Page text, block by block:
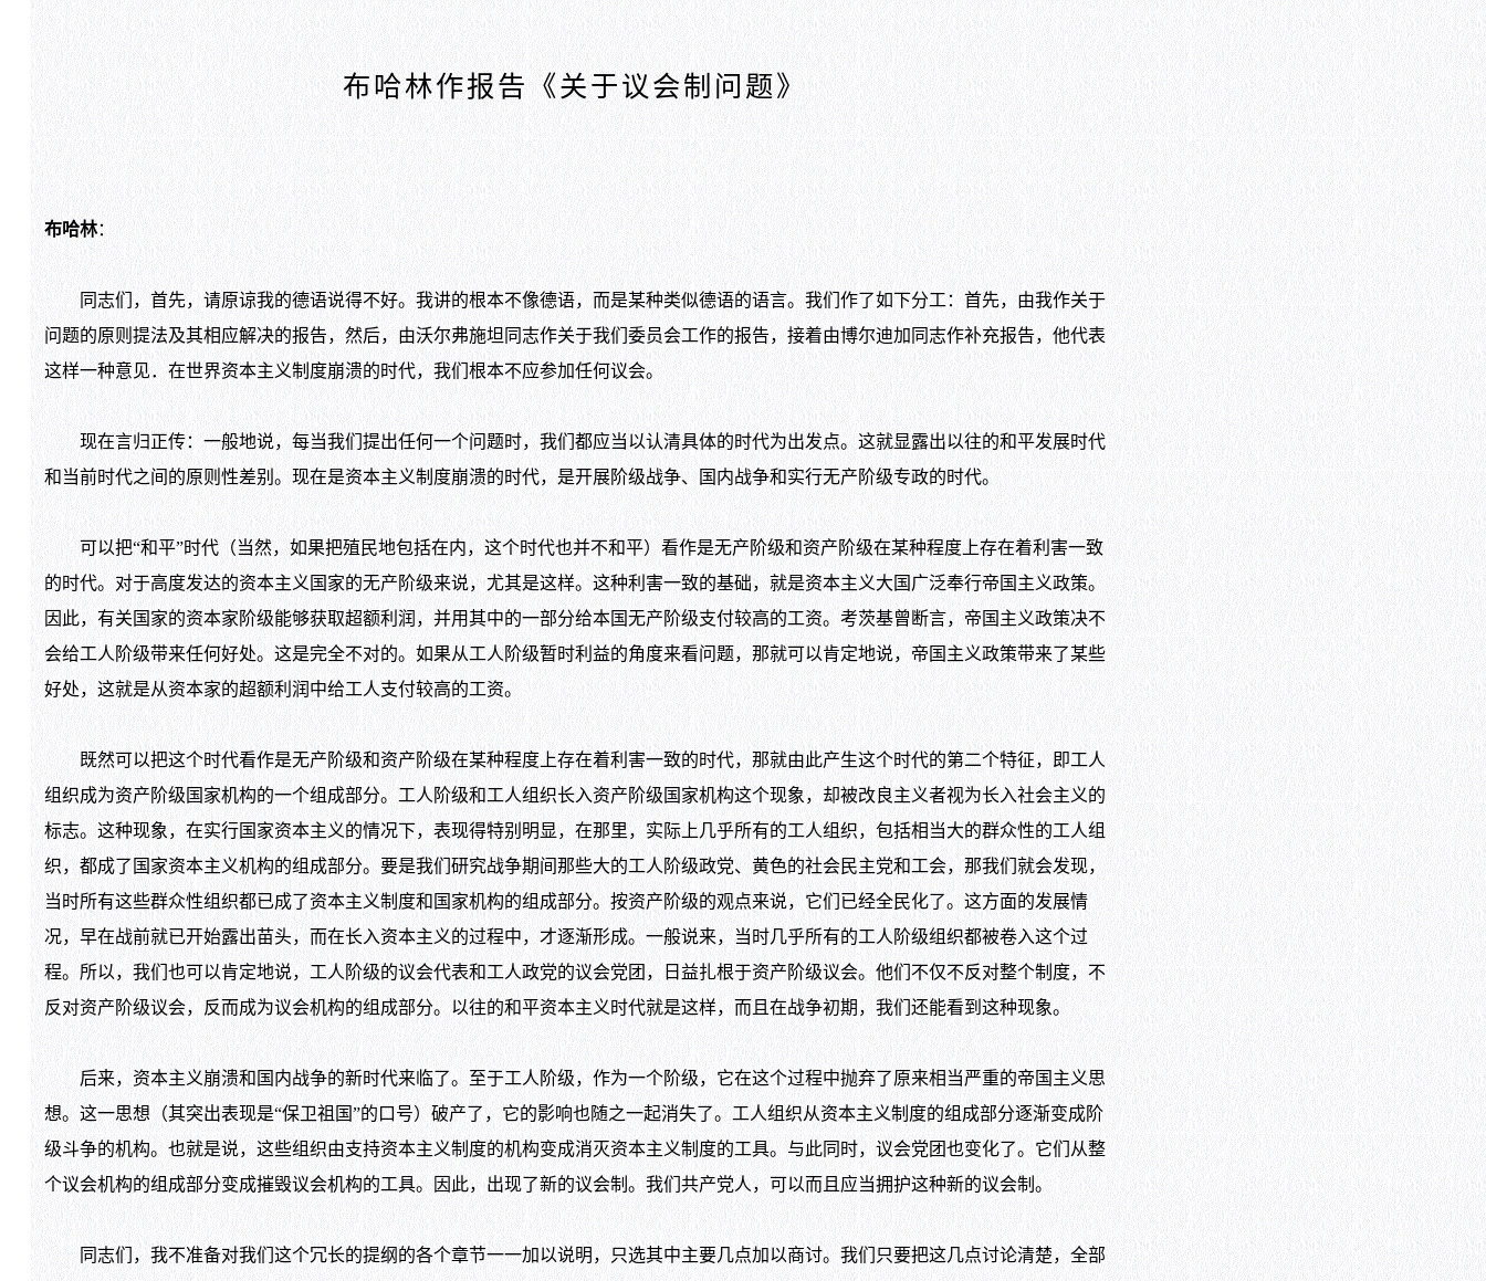
布哈林作报告《关于议会制问题》
布哈林：
同志们，首先，请原谅我的德语说得不好。我讲的根本不像德语，而是某种类似德语的语言。我们作了如下分工：首先，由我作关于
问题的原则提法及其相应解决的报告，然后，由沃尔弗施坦同志作关于我们委员会工作的报告，接着由博尔迪加同志作补充报告，他代表
这样一种意见．在世界资本主义制度崩溃的时代，我们根本不应参加任何议会。
现在言归正传：一般地说，每当我们提出任何一个问题时，我们都应当以认清具体的时代为出发点。这就显露出以往的和平发展时代
和当前时代之间的原则性差别。现在是资本主义制度崩溃的时代，是开展阶级战争、国内战争和实行无产阶级专政的时代。
可以把“和平”时代（当然，如果把殖民地包括在内，这个时代也并不和平）看作是无产阶级和资产阶级在某种程度上存在着利害一致
的时代。对于高度发达的资本主义国家的无产阶级来说，尤其是这样。这种利害一致的基础，就是资本主义大国广泛奉行帝国主义政策。
因此，有关国家的资本家阶级能够获取超额利润，并用其中的一部分给本国无产阶级支付较高的工资。考茨基曾断言，帝国主义政策决不
会给工人阶级带来任何好处。这是完全不对的。如果从工人阶级暂时利益的角度来看问题，那就可以肯定地说，帝国主义政策带来了某些
好处，这就是从资本家的超额利润中给工人支付较高的工资。
既然可以把这个时代看作是无产阶级和资产阶级在某种程度上存在着利害一致的时代，那就由此产生这个时代的第二个特征，即工人
组织成为资产阶级国家机构的一个组成部分。工人阶级和工人组织长入资产阶级国家机构这个现象，却被改良主义者视为长入社会主义的
标志。这种现象，在实行国家资本主义的情况下，表现得特别明显，在那里，实际上几乎所有的工人组织，包括相当大的群众性的工人组
织，都成了国家资本主义机构的组成部分。要是我们研究战争期间那些大的工人阶级政党、黄色的社会民主党和工会，那我们就会发现，
当时所有这些群众性组织都已成了资本主义制度和国家机构的组成部分。按资产阶级的观点来说，它们已经全民化了。这方面的发展情
况，早在战前就已开始露出苗头，而在长入资本主义的过程中，才逐渐形成。一般说来，当时几乎所有的工人阶级组织都被卷入这个过
程。所以，我们也可以肯定地说，工人阶级的议会代表和工人政党的议会党团，日益扎根于资产阶级议会。他们不仅不反对整个制度，不
反对资产阶级议会，反而成为议会机构的组成部分。以往的和平资本主义时代就是这样，而且在战争初期，我们还能看到这种现象。
后来，资本主义崩溃和国内战争的新时代来临了。至于工人阶级，作为一个阶级，它在这个过程中抛弃了原来相当严重的帝国主义思
想。这一思想（其突出表现是“保卫祖国”的口号）破产了，它的影响也随之一起消失了。工人组织从资本主义制度的组成部分逐渐变成阶
级斗争的机构。也就是说，这些组织由支持资本主义制度的机构变成消灭资本主义制度的工具。与此同时，议会党团也变化了。它们从整
个议会机构的组成部分变成摧毁议会机构的工具。因此，出现了新的议会制。我们共产党人，可以而且应当拥护这种新的议会制。
同志们，我不准备对我们这个冗长的提纲的各个章节一一加以说明，只选其中主要几点加以商讨。我们只要把这几点讨论清楚，全部